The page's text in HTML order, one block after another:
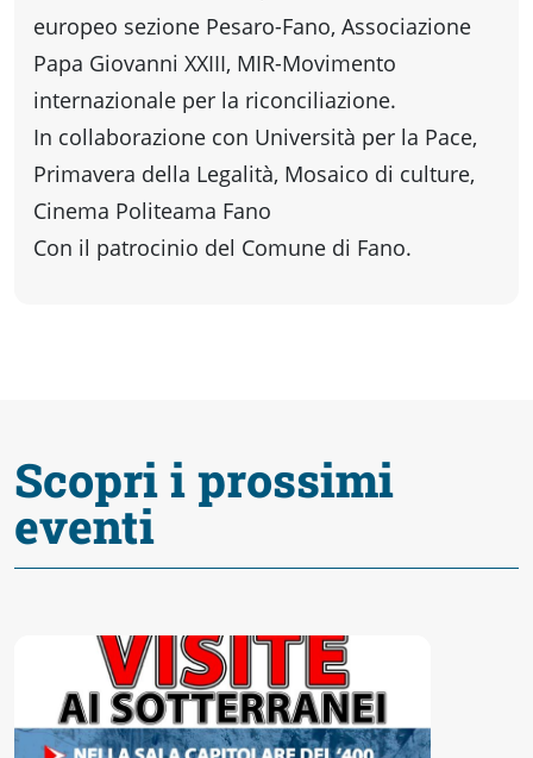
europeo sezione Pesaro-Fano, Associazione
Papa Giovanni XXIII, MIR-Movimento
internazionale per la riconciliazione.
In collaborazione con Università per la Pace,
Primavera della Legalità, Mosaico di culture,
Cinema Politeama Fano
Con il patrocinio del Comune di Fano.
Scopri i prossimi
eventi